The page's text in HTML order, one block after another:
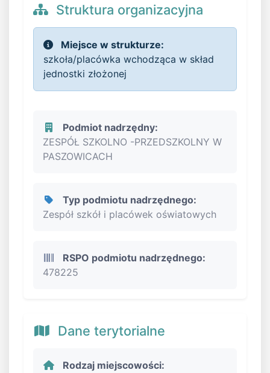
Struktura organizacyjna
Miejsce w strukturze:
szkoła/placówka wchodząca w skład
jednostki złożonej
Podmiot nadrzędny:
ZESPÓŁ SZKOLNO -PRZEDSZKOLNY W
PASZOWICACH
Typ podmiotu nadrzędnego:
Zespół szkół i placówek oświatowych
RSPO podmiotu nadrzędnego:
478225
Dane terytorialne
Rodzaj miejscowości: